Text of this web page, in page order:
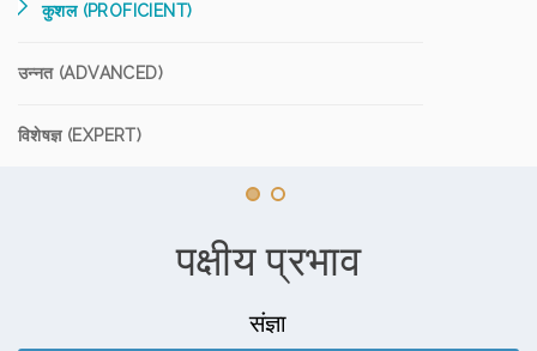
कुशल (PROFICIENT)
उन्नत (ADVANCED)
विशेषज्ञ (EXPERT)
पक्षीय प्रभाव
संज्ञा